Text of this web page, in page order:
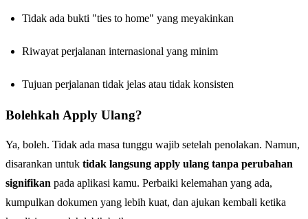
Tidak ada bukti "ties to home" yang meyakinkan
Riwayat perjalanan internasional yang minim
Tujuan perjalanan tidak jelas atau tidak konsisten
Bolehkah Apply Ulang?
Ya, boleh. Tidak ada masa tunggu wajib setelah penolakan. Namun,
disarankan untuk tidak langsung apply ulang tanpa perubahan
signifikan pada aplikasi kamu. Perbaiki kelemahan yang ada,
kumpulkan dokumen yang lebih kuat, dan ajukan kembali ketika